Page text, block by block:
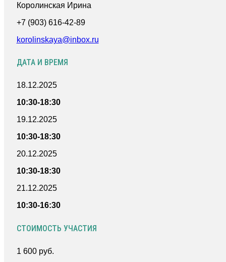
Королинская Ирина
+7 (903) 616-42-89
korolinskaya@inbox.ru
ДАТА И ВРЕМЯ
18.12.2025
10:30-18:30
19.12.2025
10:30-18:30
20.12.2025
10:30-18:30
21.12.2025
10:30-16:30
СТОИМОСТЬ УЧАСТИЯ
1 600 руб.